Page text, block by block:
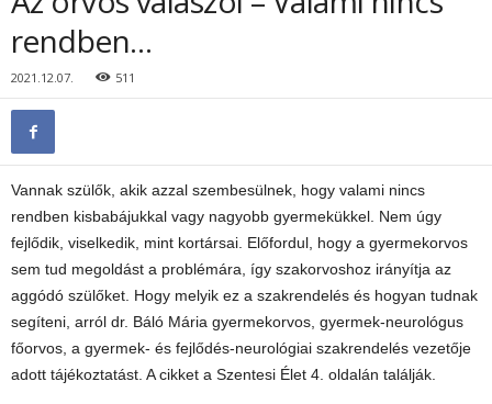
rendben…
2021.12.07. 511
Vannak szülők, akik azzal szembesülnek, hogy valami nincs
rendben kisbabájukkal vagy nagyobb gyermekükkel. Nem úgy
fejlődik, viselkedik, mint kortársai. Előfordul, hogy a gyermekorvos
sem tud megoldást a problémára, így szakorvoshoz irányítja az
aggódó szülőket. Hogy melyik ez a szakrendelés és hogyan tudnak
segíteni, arról dr. Báló Mária gyermekorvos, gyermek-neurológus
főorvos, a gyermek- és fejlődés-neurológiai szakrendelés vezetője
adott tájékoztatást. A cikket a Szentesi Élet 4. oldalán találják.